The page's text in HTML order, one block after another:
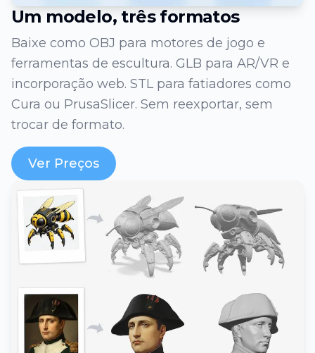
Um modelo, três formatos
Baixe como OBJ para motores de jogo e
ferramentas de escultura. GLB para AR/VR e
incorporação web. STL para fatiadores como
Cura ou PrusaSlicer. Sem reexportar, sem
trocar de formato.
Ver Preços